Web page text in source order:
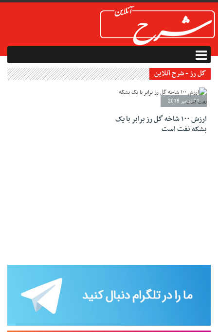
گل رز - شرح آنلاین
21 نوامبر 2018
ارزش ۱۰۰ شاخه گل رز برابر با یک
بشکه نفت است